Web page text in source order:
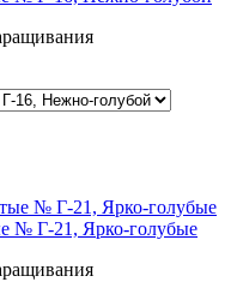
№ Г-21, Ярко-голубые